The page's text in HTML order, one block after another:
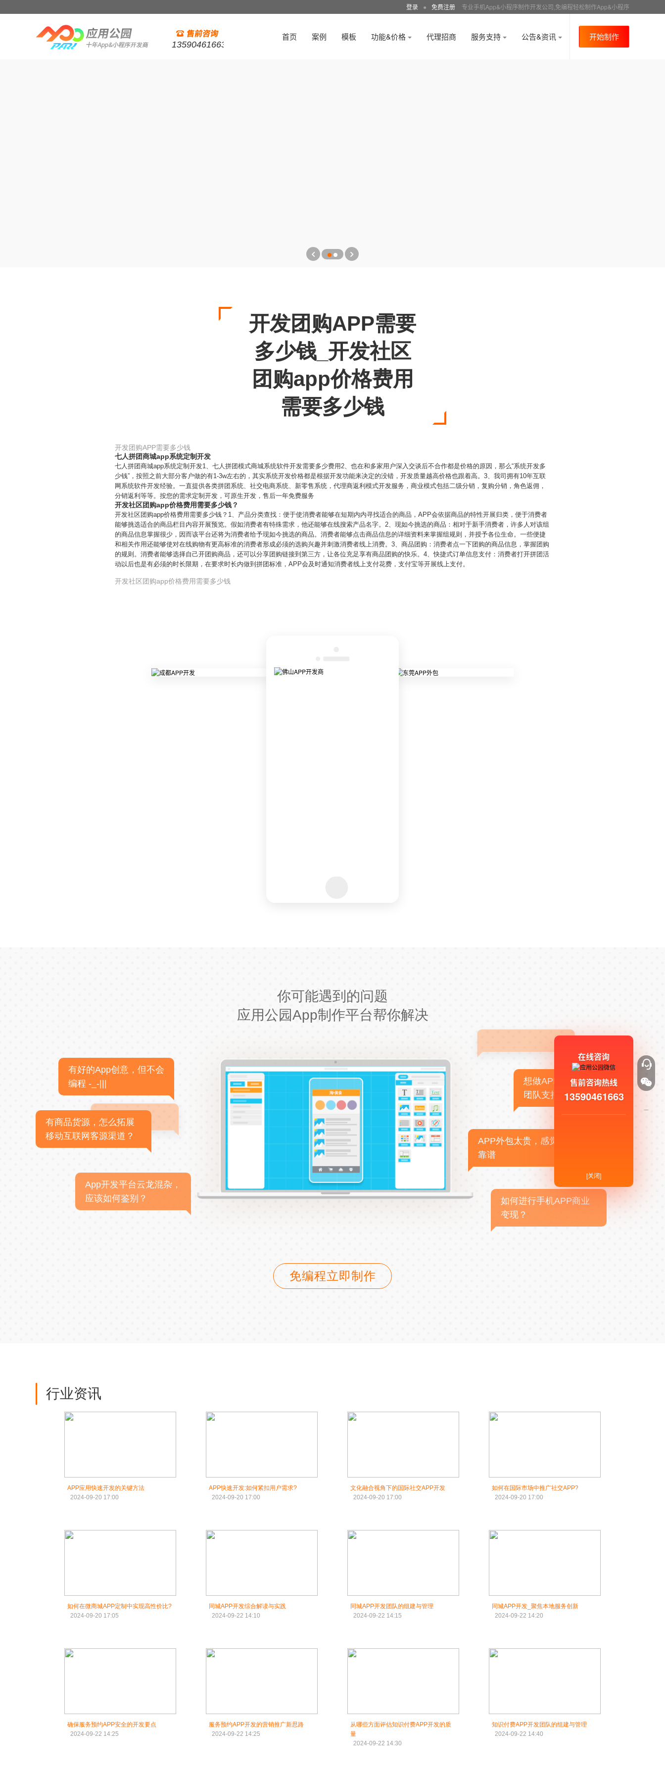
登录 ● 免费注册 专业手机App&小程序制作开发公司,免编程轻松制作App&小程序
13590461663
首页 案例 模板 功能&价格 代理招商 服务支持 公告&资讯 开始制作
开发团购APP需要
多少钱_开发社区
团购app价格费用
需要多少钱
开发团购APP需要多少钱
七人拼团商城app系统定制开发
七人拼团商城app系统定制开发1、七人拼团模式商城系统软件开发需要多少费用2、也在和多家用户深入交谈后不合作都是价格的原因，那么“系统开发多
少钱”，按照之前大部分客户做的有1-3w左右的，其实系统开发价格都是根据开发功能来决定的没错，开发质量越高价格也跟着高。3、我司拥有10年互联
网系统软件开发经验。一直提供各类拼团系统、社交电商系统、新零售系统，代理商返利模式开发服务，商业模式包括二级分销，复购分销，角色返佣，
分销返利等等。按您的需求定制开发，可原生开发，售后一年免费服务
开发社区团购app价格费用需要多少钱？
开发社区团购app价格费用需要多少钱？1、产品分类查找：便于使消费者能够在短期内内寻找适合的商品，APP会依据商品的特性开展归类，便于消费者
能够挑选适合的商品栏目内容开展预览。假如消费者有特殊需求，他还能够在线搜索产品名字。2、现如今挑选的商品：相对于新手消费者，许多人对该组
的商品信息掌握很少，因而该平台还将为消费者给予现如今挑选的商品。消费者能够点击商品信息的详细资料来掌握组规则，并授予各位生命。一些便捷
和相关作用还能够使对在线购物有更高标准的消费者形成必须的选购兴趣并刺激消费者线上消费。3、商品团购：消费者点一下团购的商品信息，掌握团购
的规则。消费者能够选择自己开团购商品，还可以分享团购链接到第三方，让各位充足享有商品团购的快乐。4、快捷式订单信息支付：消费者打开拼团活
动以后也是有必须的时长限期，在要求时长内做到拼团标准，APP会及时通知消费者线上支付花费，支付宝等开展线上支付。
开发社区团购app价格费用需要多少钱
你可能遇到的问题
应用公园App制作平台帮你解决
有好的App创意，但不会
编程 -_-|||
有商品货源，怎么拓展
移动互联网客源渠道？
App开发平台云龙混杂，
应该如何鉴别？
想做APP，但没有技术
团队支持
APP外包太贵，感觉不
靠谱
如何进行手机APP商业
变现？
免编程立即制作
行业资讯
‌APP应用快速开发的关键方法‌
2024-09-20 17:00
APP快速开发:如何紧扣用户需求?
2024-09-20 17:00
文化融合视角下的国际社交APP开发‌
2024-09-20 17:00
如何在国际市场中推广社交APP?
2024-09-20 17:00
如何在微商城APP定制中实现高性价比?
2024-09-20 17:05
同城APP开发综合解读与实践
2024-09-22 14:10
同城APP开发团队的组建与管理‌
2024-09-22 14:15
同城APP开发_聚焦本地服务创新‌
2024-09-22 14:20
确保服务预约APP安全的开发要点‌
2024-09-22 14:25
服务预约APP开发的营销推广新思路‌
2024-09-22 14:25
从哪些方面评估知识付费APP开发的质
量‌
2024-09-22 14:30
知识付费APP开发团队的组建与管理‌
2024-09-22 14:40
在线咨询
售前咨询热线
13590461663
[关闭]